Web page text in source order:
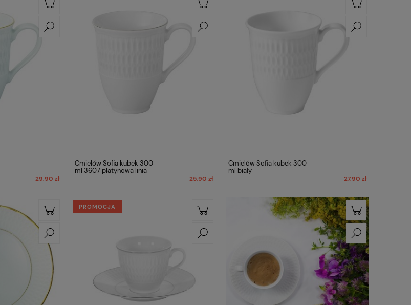
29,90 zł
Ćmielów Sofia kubek 300
ml 3607 platynowa linia
25,90 zł
Ćmielów Sofia kubek 300
ml biały
27,90 zł
PROMOCJA